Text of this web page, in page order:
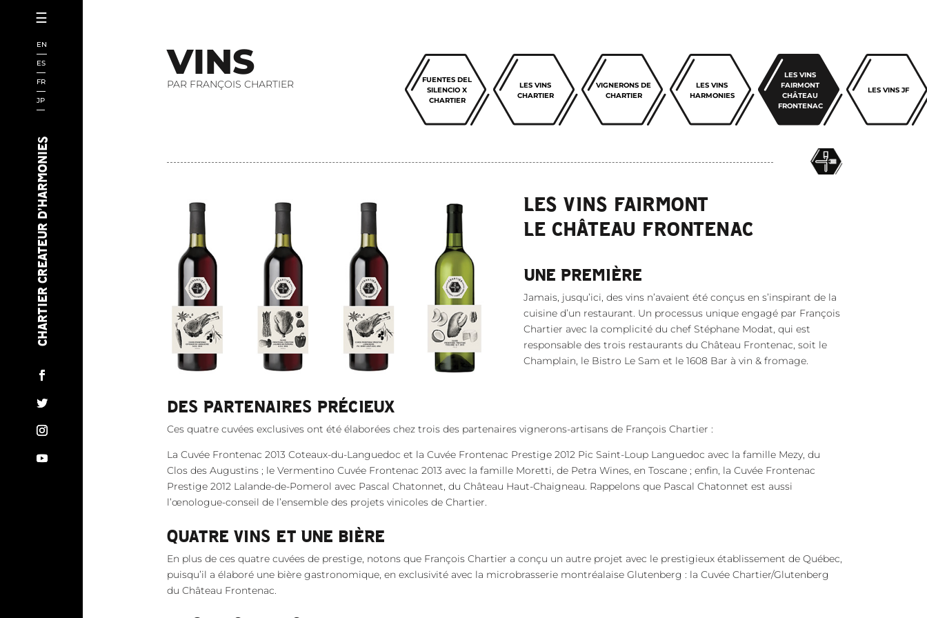
☰
EN
ES
FR
JP
CHARTIER CREATEUR D’HARMONIES
VINS
PAR FRANÇOIS CHARTIER
FUENTES DEL
SILENCIO X
CHARTIER
LES VINS
CHARTIER
VIGNERONS DE
CHARTIER
LES VINS
HARMONIES
LES VINS
FAIRMONT
CHÂTEAU
FRONTENAC
LES VINS JF
LES VINS FAIRMONT
LE CHÂTEAU FRONTENAC
UNE PREMIÈRE
Jamais, jusqu’ici, des vins n’avaient été conçus en s’inspirant de la
cuisine d’un restaurant. Un processus unique engagé par François
Chartier avec la complicité du chef Stéphane Modat, qui est
responsable des trois restaurants du Château Frontenac, soit le
Champlain, le Bistro Le Sam et le 1608 Bar à vin & fromage.
DES PARTENAIRES PRÉCIEUX
Ces quatre cuvées exclusives ont été élaborées chez trois des partenaires vignerons-artisans de François Chartier :
La Cuvée Frontenac 2013 Coteaux-du-Languedoc et la Cuvée Frontenac Prestige 2012 Pic Saint-Loup Languedoc avec la famille Mezy, du
Clos des Augustins ; le Vermentino Cuvée Frontenac 2013 avec la famille Moretti, de Petra Wines, en Toscane ; enfin, la Cuvée Frontenac
Prestige 2012 Lalande-de-Pomerol avec Pascal Chatonnet, du Château Haut-Chaigneau. Rappelons que Pascal Chatonnet est aussi
l’œnologue-conseil de l’ensemble des projets vinicoles de Chartier.
QUATRE VINS ET UNE BIÈRE
En plus de ces quatre cuvées de prestige, notons que François Chartier a conçu un autre projet avec le prestigieux établissement de Québec,
puisqu’il a élaboré une bière gastronomique, en exclusivité avec la microbrasserie montréalaise Glutenberg : la Cuvée Chartier/Glutenberg
du Château Frontenac.